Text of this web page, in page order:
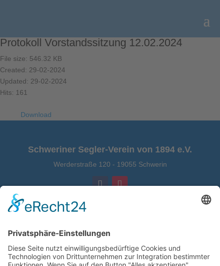
Protokoll Vorstandssitzung 12.02.2024
File size: 546.32 KB
Created: 29-02-2024
Updated: 29-02-2024
Hits: 161
Download
Schweriner Segler-Verein von 1894 e.V.
Werderstraße 120 - 19055 Schwerin
Telefon: (03 85) 5 81 08 25
E-Mail: buero@ssv1894.de